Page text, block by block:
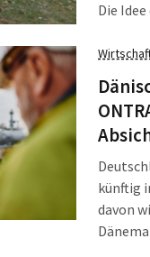
Die
stehend
[…]
künftig
davon